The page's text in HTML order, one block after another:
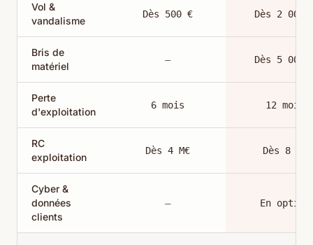
Vol &
vandalisme
Dès 500 € Dès 2 000
Bris de
matériel
— Dès 5 000
Perte
d'exploitation
6 mois 12 mois
RC
exploitation
Dès 4 M€ Dès 8 M€
Cyber &
données
clients
— En option